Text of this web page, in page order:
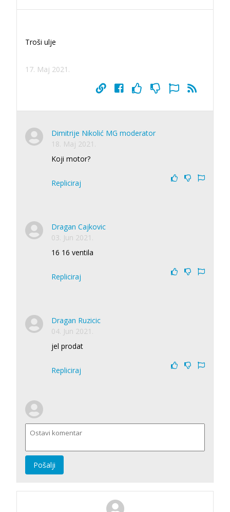
Troši ulje
17. Maj 2021.
Dimitrije Nikolić MG moderator
18. Maj 2021.
Koji motor?
Repliciraj
Dragan Cajkovic
03. Jun 2021.
16 16 ventila
Repliciraj
Dragan Ruzicic
04. Jun 2021.
jel prodat
Repliciraj
Pošalji